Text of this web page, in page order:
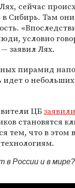
Лях, сейчас
Сибирь. Там
условно
заявил Лях.
пирамид
идет о
ЦБзаявили
становятся
тем, что в
в России и в